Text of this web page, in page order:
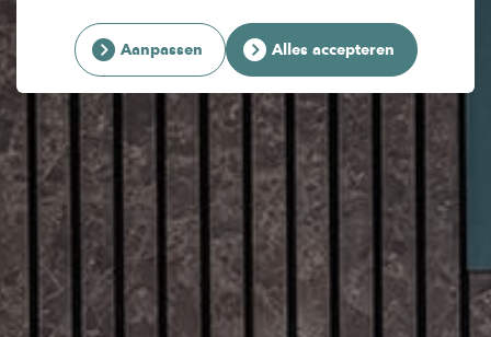
Aanpassen Alles accepteren